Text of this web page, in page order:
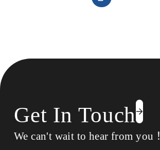
Get In Touch
We can't wait to hear from you！